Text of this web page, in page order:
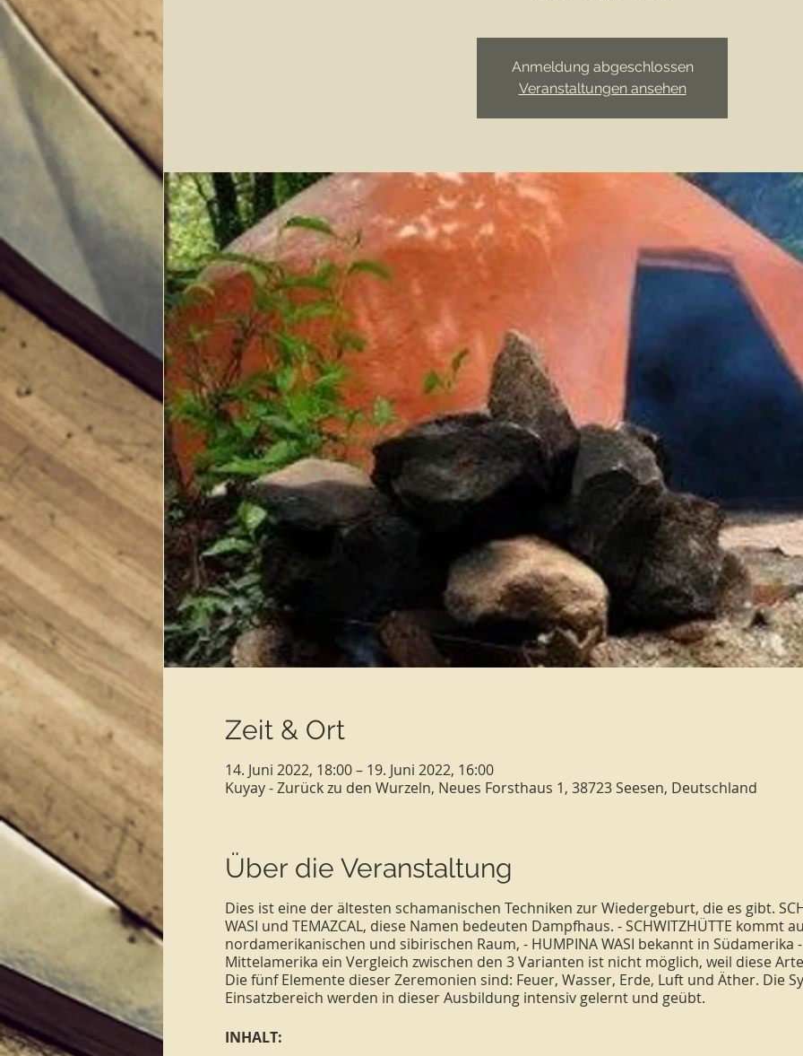
Anmeldung abgeschlossen
Veranstaltungen ansehen
Zeit & Ort
14. Juni 2022, 18:00 – 19. Juni 2022, 16:00
Kuyay - Zurück zu den Wurzeln, Neues Forsthaus 1, 38723 Seesen, Deutschland
Über die Veranstaltung
Dies ist eine der ältesten schamanischen Techniken zur Wiedergeburt, die es gibt.
WASI und TEMAZCAL, diese Namen bedeuten Dampfhaus. - SCHWITZHÜTTE kommt
nordamerikanischen und sibirischen Raum, - HUMPINA WASI bekannt in Südamerika
Mittelamerika ein Vergleich zwischen den 3 Varianten ist nicht möglich, weil diese
Die fünf Elemente dieser Zeremonien sind: Feuer, Wasser, Erde, Luft und Äther. Die
Einsatzbereich werden in dieser Ausbildung intensiv gelernt und geübt.
INHALT: